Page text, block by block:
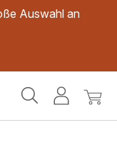
Auswahl an
Mein
Mein